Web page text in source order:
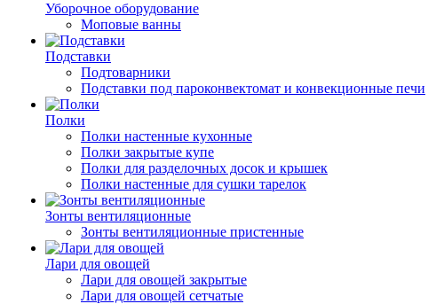
Уборочное оборудование
Моповые ванны
Подставки
Подтоварники
Подставки под пароконвектомат и конвекционные печи
Полки
Полки настенные кухонные
Полки закрытые купе
Полки для разделочных досок и крышек
Полки настенные для сушки тарелок
Зонты вентиляционные
Зонты вентиляционные пристенные
Лари для овощей
Лари для овощей закрытые
Лари для овощей сетчатые